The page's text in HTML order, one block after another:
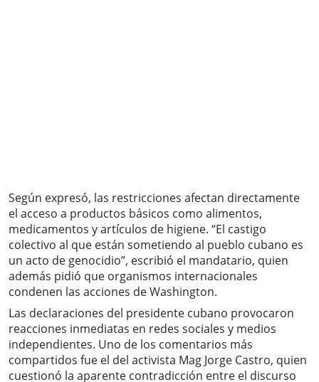
Según expresó, las restricciones afectan directamente
el acceso a productos básicos como alimentos,
medicamentos y artículos de higiene. “El castigo
colectivo al que están sometiendo al pueblo cubano es
un acto de genocidio”, escribió el mandatario, quien
además pidió que organismos internacionales
condenen las acciones de Washington.
Las declaraciones del presidente cubano provocaron
reacciones inmediatas en redes sociales y medios
independientes. Uno de los comentarios más
compartidos fue el del activista Mag Jorge Castro, quien
cuestionó la aparente contradicción entre el discurso